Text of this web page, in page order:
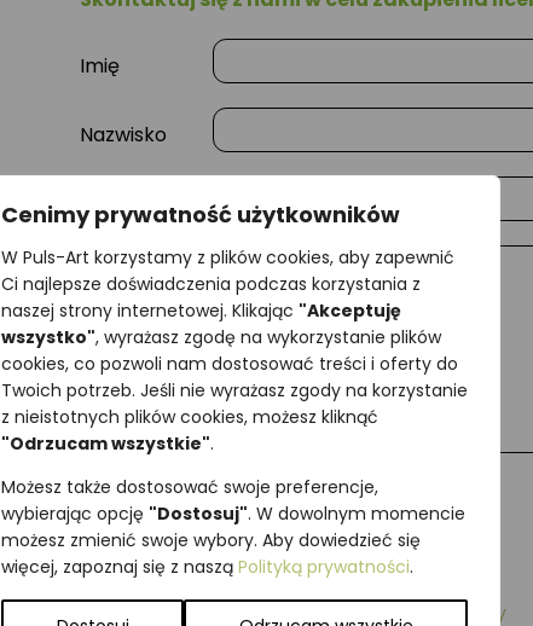
Cenimy prywatność użytkowników
W Puls-Art korzystamy z plików cookies, aby zapewnić
Ci najlepsze doświadczenia podczas korzystania z
naszej strony internetowej. Klikając "Akceptuję
wszystko", wyrażasz zgodę na wykorzystanie plików
cookies, co pozwoli nam dostosować treści i oferty do
Twoich potrzeb. Jeśli nie wyrażasz zgody na korzystanie
z nieistotnych plików cookies, możesz kliknąć
"Odrzucam wszystkie".
Możesz także dostosować swoje preferencje,
wybierając opcję "Dostosuj". W dowolnym momencie
możesz zmienić swoje wybory. Aby dowiedzieć się
więcej, zapoznaj się z naszą Polityką prywatności.
Imię
Nazwisko
Wiadomość
Najniższa cena z ostatnich 30 dni: 65,00
SKU:
Brak danych
Kategorie:
ILUSTRACJE Motyle nocne Owady